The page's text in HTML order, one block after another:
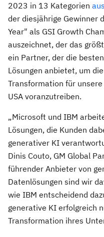
2023 in 13 Kategorien
der diesjährige Gewinner
Year" als GSI Growth
auszeichnet, der das
ein Partner, der die
Lösungen anbietet, um
Transformation für
USA voranzutreiben.
„Microsoft und IBM
Lösungen, die Kunden
generativer KI
Dinis Couto, GM Global
führender Anbieter von
Datenlösungen sind wir
wie IBM entscheidend
generative KI erfolgreich
Transformation ihres